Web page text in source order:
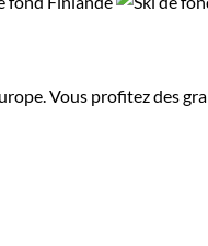
Vous profitez des